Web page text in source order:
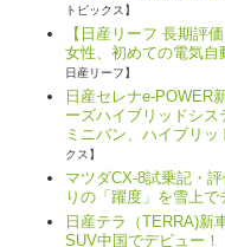
トピックス】
【日産リーフ 長期評
女性、初めての電気自
日産リーフ】
日産セレナe-POWER
ーズハイブリッドシ
ミニバン、ハイブリッ
クス】
マツダCX-8試乗記・
りの「躍度」を雪上で
日産テラ（TERRA)新
SUV中国でデビュー！